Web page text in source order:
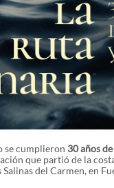
se cumplieron 30 años
que partió de la
Salinas del Carmen, en